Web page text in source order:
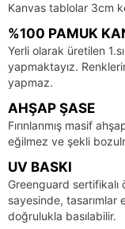
Kanvas tablolar 3cm
%100 PAMUK
Yerli olarak üretilen
yapmaktayız.
yapmaz.
AHŞAP ŞASE
Fırınlanmış masif
eğilmez ve şekli
UV BASKI
Greenguard sertifikalı
sayesinde,
doğrulukla basılabilir.